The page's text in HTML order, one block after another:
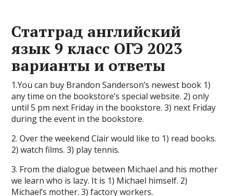
Статград английский
язык 9 класс ОГЭ 2023
варианты и ответы
1.You can buy Brandon Sanderson’s newest book 1)
any time on the bookstore’s special website. 2) only
until 5 pm next Friday in the bookstore. 3) next Friday
during the event in the bookstore.
2. Over the weekend Clair would like to 1) read books.
2) watch films. 3) play tennis.
3. From the dialogue between Michael and his mother
we learn who is lazy. It is 1) Michael himself. 2)
Michael’s mother. 3) factory workers.